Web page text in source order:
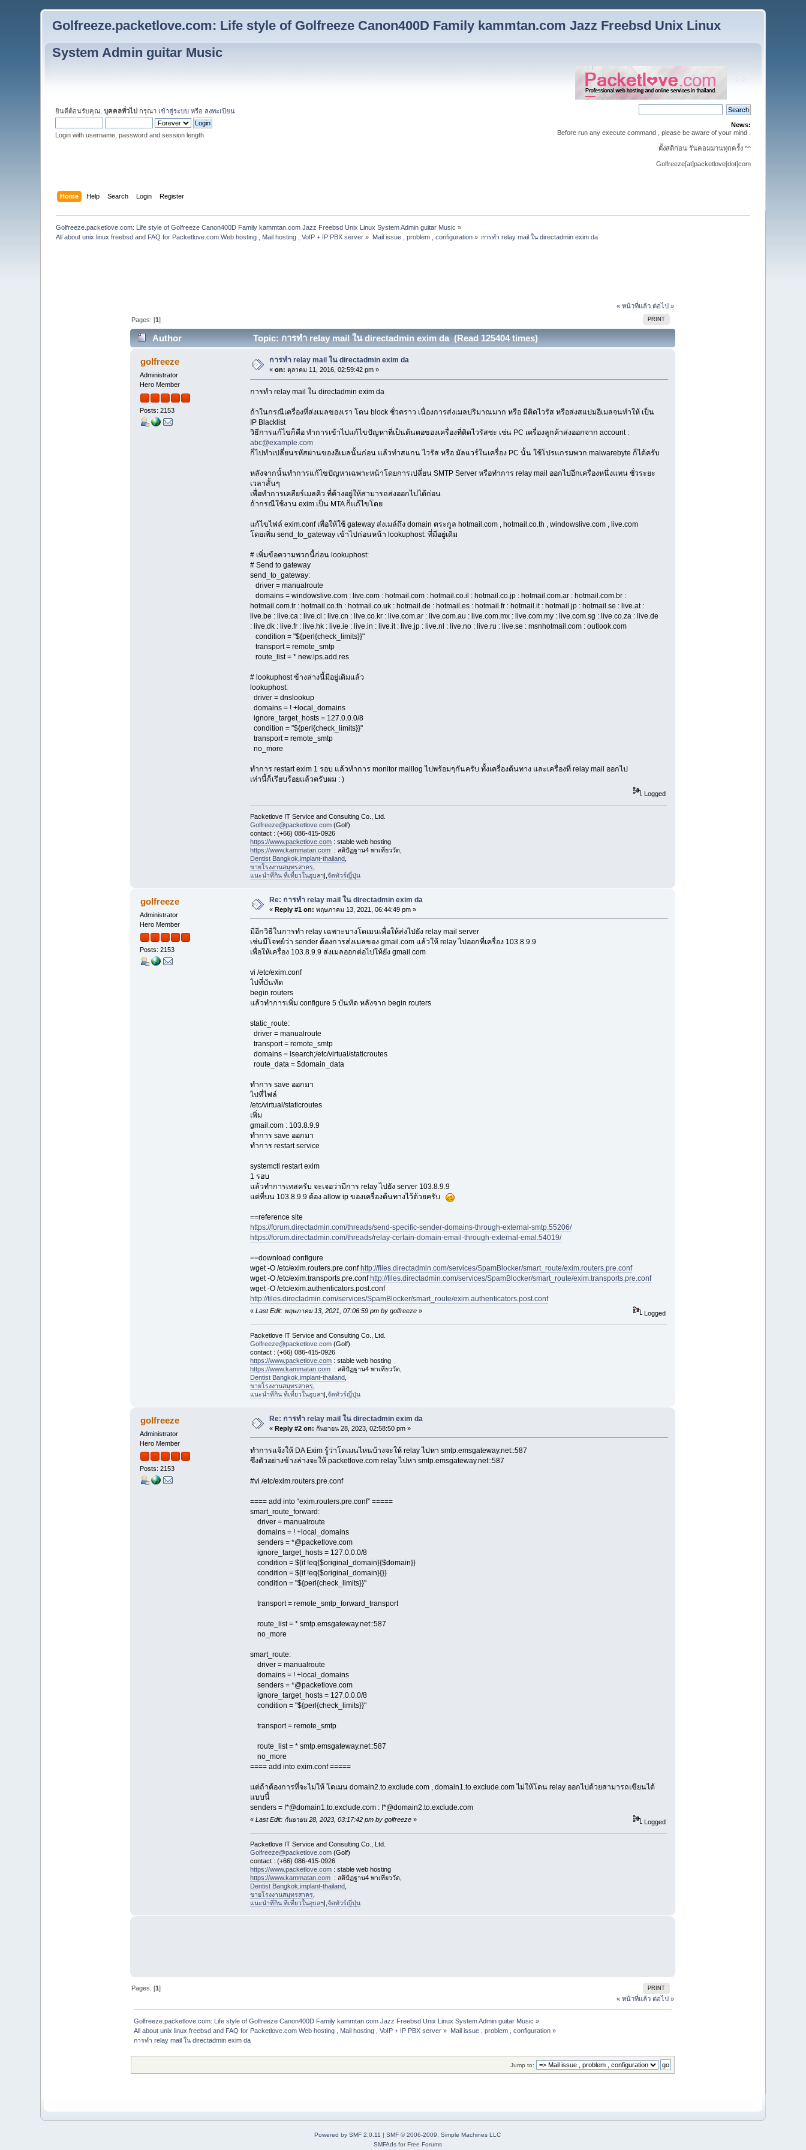
Golfreeze.packetlove.com: Life style of Golfreeze Canon400D Family kammtan.com Jazz Freebsd Unix Linux
System Admin guitar Music
ยินดีต้อนรับคุณ,บุคคลทั่วไป กรุณา เข้าสู่ระบบ หรือ ลงทะเบียน
Login with username, password and session length
News:
Before run any execute command , please be aware of your mind .
ตั้งสติก่อน รันคอมมานทุกครั้ง ^^
Golfreeze[at]packetlove[dot]com
Home Help Search Login Register
Golfreeze.packetlove.com: Life style of Golfreeze Canon400D Family kammtan.com Jazz Freebsd Unix Linux System Admin guitar Music »
All about unix linux freebsd and FAQ for Packetlove.com Web hosting , Mail hosting , VoIP + IP PBX server » Mail issue , problem , configuration» การทำ relay mail ใน directadmin exim da
« หน้าที่แล้ว ต่อไป »
PRINT
Pages: [1]
Author Topic: การทำ relay mail ใน directadmin exim da (Read 125404 times)
golfreeze
Administrator
Hero Member
Posts: 2153
การทำ relay mail ใน directadmin exim da
«on: ตุลาคม 11, 2016, 02:59:42 pm »
การทำ relay mail ใน directadmin exim da
ถ้าในกรณีเครื่องที่ส่งเมลของเรา โดน block ชั่วคราว เนื่องการส่งเมลปริมาณมาก หรือ มีติดไวรัส หรือส่งสแปมอีเมลจนทำให้ เป็น
IP Blacklist
วิธีการแก้ไขก็คือ ทำการเข้าไปแก้ไขปัญหาที่เป็นต้นตอของเครื่องที่ติดไวรัสซะ เช่น PC เครื่องลูกค้าส่งออกจาก account :
abc@example.com
ก็ไปทำเปลี่ยนรหัสผ่านของอีเมลนั้นก่อน แล้วทำสแกน ไวรัส หรือ มัลแวร์ในเครื่อง PC นั้น ใช้โปรแกรมพวก malwarebyte ก็ได้ครับ
หลังจากนั้นทำการแก้ไขปัญหาเฉพาะหน้าโดยการเปลี่ยน SMTP Server หรือทำการ relay mail ออกไปอีกเครื่องหนึ่งแทน ชั่วระยะ
เวลาสั้นๆ
เพื่อทำการเคลียร์เมลคิว ที่ค้างอยู่ให้สามารถส่งออกไปได้ก่อน
ถ้ากรณีใช้งาน exim เป็น MTA ก็แก้ไขโดย
แก้ไขไฟล์ exim.conf เพื่อให้ใช้ gateway ส่งเมล์ถึง domain ตระกูล hotmail.com , hotmail.co.th , windowslive.com , live.com
โดยเพิ่ม send_to_gateway เข้าไปก่อนหน้า lookuphost: ที่มีอยู่เดิม
# เพิ่มข้อความพวกนี้ก่อน lookuphost:
# Send to gateway
send_to_gateway:
driver = manualroute
domains = windowslive.com : live.com : hotmail.com : hotmail.co.il : hotmail.co.jp : hotmail.com.ar : hotmail.com.br :
hotmail.com.tr : hotmail.co.th : hotmail.co.uk : hotmail.de : hotmail.es : hotmail.fr : hotmail.it : hotmail.jp : hotmail.se : live.at :
live.be : live.ca : live.cl : live.cn : live.co.kr : live.com.ar : live.com.au : live.com.mx : live.com.my : live.com.sg : live.co.za : live.de
: live.dk : live.fr : live.hk : live.ie : live.in : live.it : live.jp : live.nl : live.no : live.ru : live.se : msnhotmail.com : outlook.com
condition = "${perl{check_limits}}"
transport = remote_smtp
route_list = * new.ips.add.res
# lookuphost ข้างล่างนี้มีอยู่เดิมแล้ว
lookuphost:
driver = dnslookup
domains = ! +local_domains
ignore_target_hosts = 127.0.0.0/8
condition = "${perl{check_limits}}"
transport = remote_smtp
no_more
ทำการ restart exim 1 รอบ แล้วทำการ monitor maillog ไปพร้อมๆกันครับ ทั้งเครื่องต้นทาง และเครื่องที่ relay mail ออกไป
เท่านี้ก็เรียบร้อยแล้วครับผม : )
Logged
Packetlove IT Service and Consulting Co., Ltd.
Golfreeze@packetlove.com(Golf)
contact : (+66) 086-415-0926
https://www.packetlove.com: stable web hosting
https://www.kammatan.com: สติปัฏฐาน4 พาเที่ยววัด,
Dentist Bangkok implant-thailand,
ขายโรงงานสมุทรสาคร,
แนะนำที่กิน ที่เที่ยวในอุบลฯ|, จัดทัวร์ญี่ปุ่น
golfreeze
Administrator
Hero Member
Posts: 2153
Re: การทำ relay mail ใน directadmin exim da
«Reply #1 on: พฤษภาคม 13, 2021, 06:44:49 pm »
มีอีกวิธีในการทำ relay เฉพาะบางโดเมนเพื่อให้ส่งไปยัง relay mail server
เช่นมีโจทย์ว่า sender ต้องการส่งเมลของ gmail.com แล้วให้ relay ไปออกที่เครื่อง 103.8.9.9
เพื่อให้เครื่อง 103.8.9.9 ส่งเมลออกต่อไปให้ยัง gmail.com
vi /etc/exim.conf
ไปที่บันทัด
begin routers
แล้วทำการเพิ่ม configure 5 บันทัด หลังจาก begin routers
static_route:
driver = manualroute
transport = remote_smtp
domains = lsearch;/etc/virtual/staticroutes
route_data = $domain_data
ทำการ save ออกมา
ไปที่ไฟล์
/etc/virtual/staticroutes
เพิ่ม
gmail.com : 103.8.9.9
ทำการ save ออกมา
ทำการ restart service
systemctl restart exim
1 รอบ
แล้วทำการเทสครับ จะเจอว่ามีการ relay ไปยัง server 103.8.9.9
แต่ที่บน 103.8.9.9 ต้อง allow ip ของเครื่องต้นทางไว้ด้วยครับ
==reference site
https://forum.directadmin.com/threads/send-specific-sender-domains-through-external-smtp.55206/
https://forum.directadmin.com/threads/relay-certain-domain-email-through-external-emal.54019/
==download configure
wget -O /etc/exim.routers.pre.confhttp://files.directadmin.com/services/SpamBlocker/smart_route/exim.routers.pre.conf
wget -O /etc/exim.transports.pre.confhttp://files.directadmin.com/services/SpamBlocker/smart_route/exim.transports.pre.conf
wget -O /etc/exim.authenticators.post.conf
http://files.directadmin.com/services/SpamBlocker/smart_route/exim.authenticators.post.conf
« Last Edit: พฤษภาคม 13, 2021, 07:06:59 pm by golfreeze» Logged
Packetlove IT Service and Consulting Co., Ltd.
Golfreeze@packetlove.com(Golf)
contact : (+66) 086-415-0926
https://www.packetlove.com: stable web hosting
https://www.kammatan.com: สติปัฏฐาน4 พาเที่ยววัด,
Dentist Bangkok implant-thailand,
ขายโรงงานสมุทรสาคร,
แนะนำที่กิน ที่เที่ยวในอุบลฯ|, จัดทัวร์ญี่ปุ่น
golfreeze
Administrator
Hero Member
Posts: 2153
Re: การทำ relay mail ใน directadmin exim da
«Reply #2 on: กันยายน 28, 2023, 02:58:50 pm »
ทำการแจ้งให้ DA Exim รู้ว่าโดเมนไหนบ้างจะให้ relay ไปหา smtp.emsgateway.net::587
ซึ่งตัวอย่างข้างล่างจะให้ packetlove.com relay ไปหา smtp.emsgateway.net::587
#vi /etc/exim.routers.pre.conf
==== add into “exim.routers.pre.conf” =====
smart_route_forward:
driver = manualroute
domains = ! +local_domains
senders = *@packetlove.com
ignore_target_hosts = 127.0.0.0/8
condition = ${if !eq{$original_domain}{$domain}}
condition = ${if !eq{$original_domain}{}}
condition = "${perl{check_limits}}"
transport = remote_smtp_forward_transport
route_list = * smtp.emsgateway.net::587
no_more
smart_route:
driver = manualroute
domains = ! +local_domains
senders = *@packetlove.com
ignore_target_hosts = 127.0.0.0/8
condition = "${perl{check_limits}}"
transport = remote_smtp
route_list = * smtp.emsgateway.net::587
no_more
==== add into exim.conf =====
แต่ถ้าต้องการที่จะไม่ให้ โดเมน domain2.to.exclude.com , domain1.to.exclude.com ไม่ให้โดน relay ออกไปด้วยสามารถเขียนได้
แบบนี้
senders = !*@domain1.to.exclude.com : !*@domain2.to.exclude.com
« Last Edit: กันยายน 28, 2023, 03:17:42 pm by golfreeze» Logged
Packetlove IT Service and Consulting Co., Ltd.
Golfreeze@packetlove.com(Golf)
contact : (+66) 086-415-0926
https://www.packetlove.com: stable web hosting
https://www.kammatan.com: สติปัฏฐาน4 พาเที่ยววัด,
Dentist Bangkok implant-thailand
ขายโรงงานสมุทรสาคร,
แนะนำที่กิน ที่เที่ยวในอุบลฯ|, จัดทัวร์ญี่ปุ่น
PRINT
Pages: [1]
« หน้าที่แล้ว ต่อไป »
Golfreeze.packetlove.com: Life style of Golfreeze Canon400D Family kammtan.com Jazz Freebsd Unix Linux System Admin guitar Music »
All about unix linux freebsd and FAQ for Packetlove.com Web hosting , Mail hosting , VoIP + IP PBX server » Mail issue , problem , configuration»
การทำ relay mail ใน directadmin exim da
Jump to:
Powered by SMF 2.0.11 | SMF © 2006-2009, Simple Machines LLC
SMFAdsforFree Forums